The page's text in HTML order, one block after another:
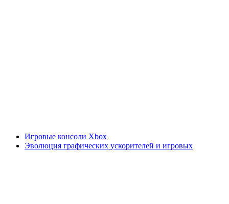
Игровые консоли Xbox
Эволюция графических ускорителей и игровых